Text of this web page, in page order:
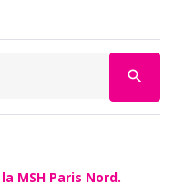
search
MSH Paris Nord.